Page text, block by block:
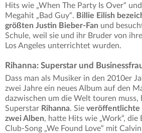
Hits wie „When The Party Is Over“
Megahit „Bad Guy“. Billie Eilish
größten Justin Bieber-Fan und
Schule, weil sie und ihr Bruder von
Los Angeles unterrichtet wurden.
Rihanna: Superstar und
Dass man als Musiker in den 2010er
zwei Jahre ein neues Album auf den
dazwischen um die Welt touren muss,
Superstar Rihanna. Sie veröffentlichte
zwei Alben, hatte Hits wie „Work“, die
Club-Song „We Found Love“ mit